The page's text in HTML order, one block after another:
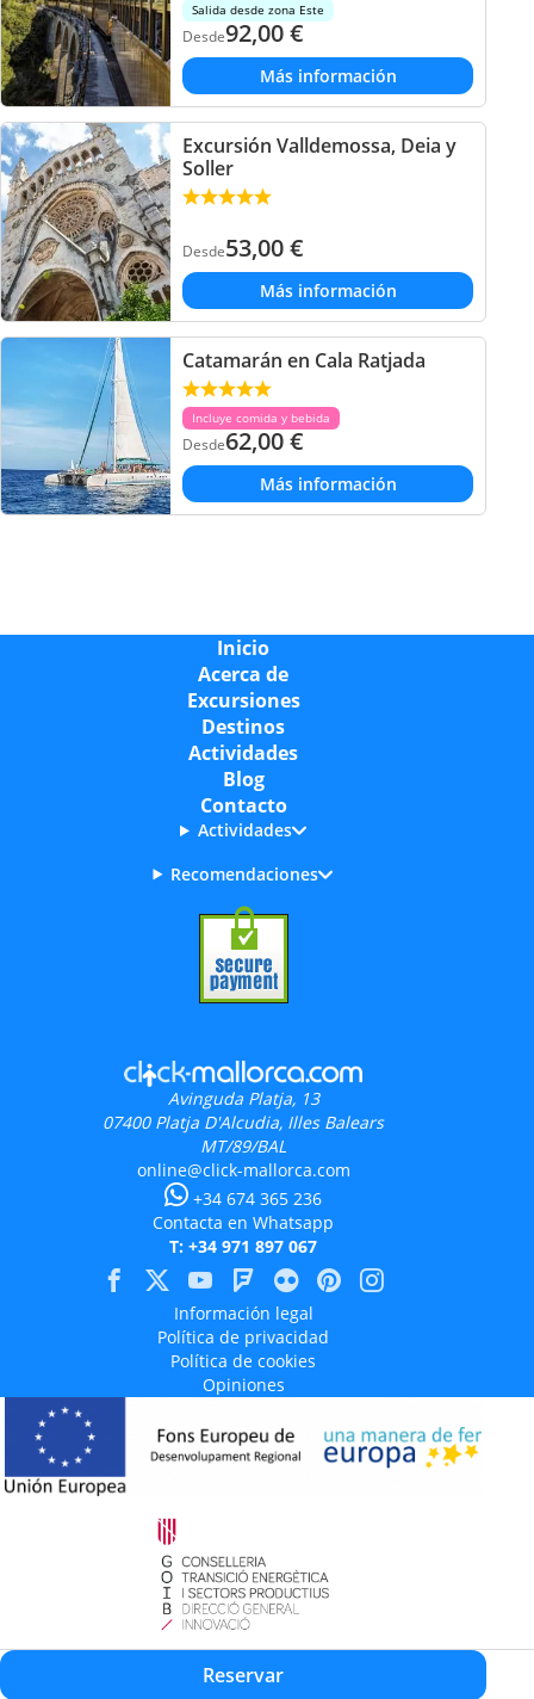
Reservar
Salida desde zona Este
Desde92,00€
Más información
Excursión Valldemossa, Deia y
Soller
Desde53,00€
Más información
Catamarán en Cala Ratjada
Incluye comida y bebida
Desde62,00€
Más información
Inicio
Acerca de
Excursiones
Destinos
Actividades
Blog
Contacto
Actividades
Recomendaciones
Avinguda Platja, 13
07400 Platja D'Alcudia, Illes Balears
MT/89/BAL
online@click-mallorca.com
+34 674 365 236
Contacta en Whatsapp
T: +34 971 897 067
Información legal
Política de privacidad
Política de cookies
Opiniones
Aquest projecte està cofinançat en un 50% amb càrrec al programa Operatiu
FEDER 2014-2020 de les Illes Balears.